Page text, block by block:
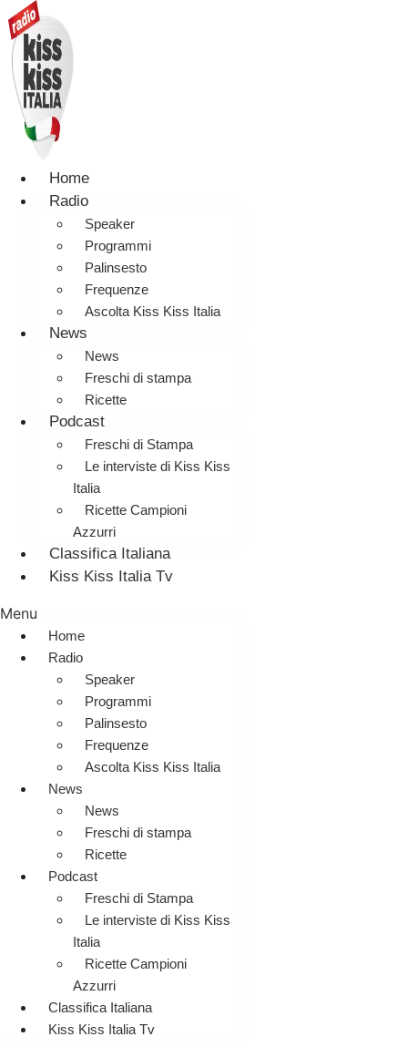
Home
Radio
Speaker
Programmi
Palinsesto
Frequenze
Ascolta Kiss Kiss Italia
News
News
Freschi di stampa
Ricette
Podcast
Freschi di Stampa
Le interviste di Kiss Kiss
Italia
Ricette Campioni
Azzurri
Classifica Italiana
Kiss Kiss Italia Tv
Menu
Home
Radio
Speaker
Programmi
Palinsesto
Frequenze
Ascolta Kiss Kiss Italia
News
News
Freschi di stampa
Ricette
Podcast
Freschi di Stampa
Le interviste di Kiss Kiss
Italia
Ricette Campioni
Azzurri
Classifica Italiana
Kiss Kiss Italia Tv